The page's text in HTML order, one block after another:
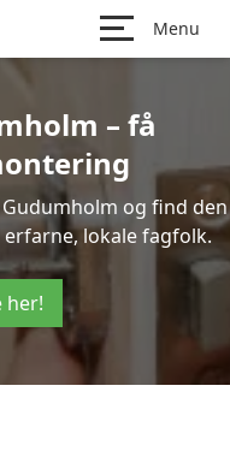
Menu
– få
og find den
lokale fagfolk.
her!